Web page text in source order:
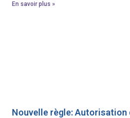
En savoir plus »
Nouvelle règle: Autorisation